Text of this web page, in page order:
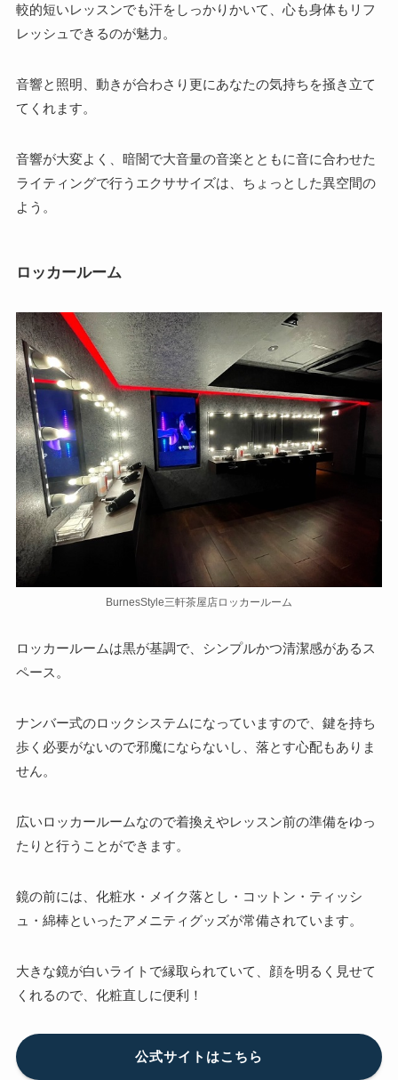
較的短いレッスンでも汗をしっかりかいて、心も身体もリフ
レッシュできるのが魅力。
音響と照明、動きが合わさり更にあなたの気持ちを掻き立て
てくれます。
音響が大変よく、暗闇で大音量の音楽とともに音に合わせた
ライティングで行うエクササイズは、ちょっとした異空間の
よう。
ロッカールーム
BurnesStyle三軒茶屋店ロッカールーム
ロッカールームは黒が基調で、シンプルかつ清潔感があるス
ペース。
ナンバー式のロックシステムになっていますので、鍵を持ち
歩く必要がないので邪魔にならないし、落とす心配もありま
せん。
広いロッカールームなので着換えやレッスン前の準備をゆっ
たりと行うことができます。
鏡の前には、 化粧水・メイク落とし・コットン・ティッシ
ュ・綿棒といったアメニティグッズが常備されています。
大きな鏡が白いライトで縁取られていて、顔を明るく見せて
くれるので、化粧直しに便利！
公式サイトはこちら